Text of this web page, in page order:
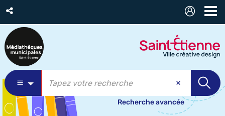
Recherche avancée